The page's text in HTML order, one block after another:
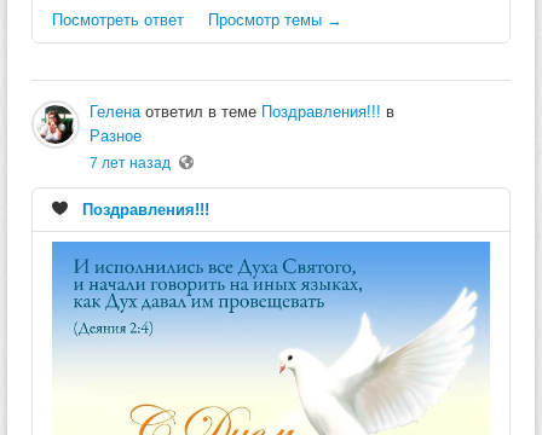
Посмотреть ответ
Просмотр темы →
Геленаответил в теме Поздравления!!! в
Разное
7 лет назад
Поздравления!!!